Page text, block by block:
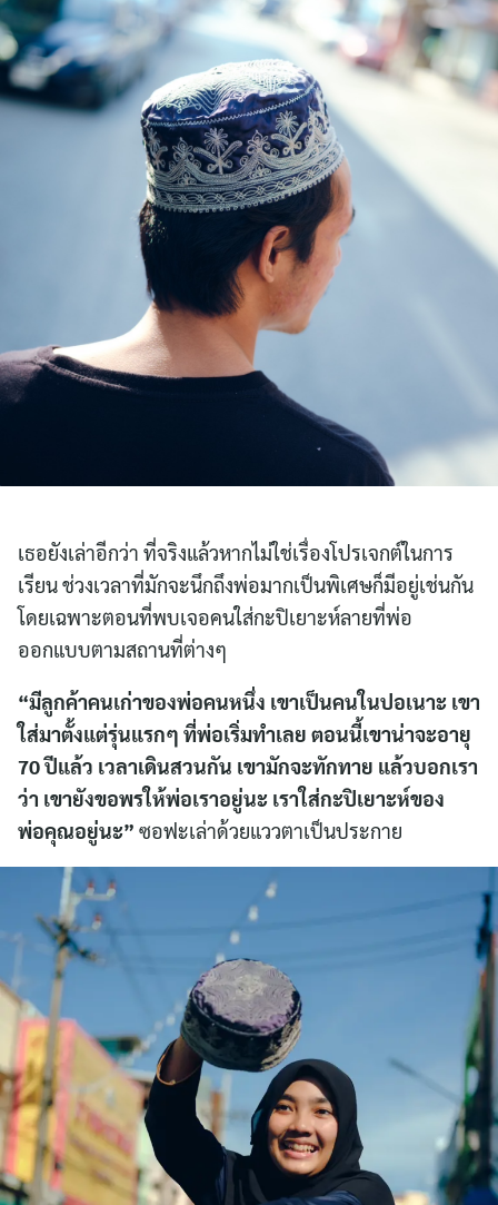
Search
เธอยังเล่าอีกว่า ที่จริงแล้วหากไม่ใช่เรื่องโปรเจกต์ในการ
เรียน ช่วงเวลาที่มักจะนึกถึงพ่อมากเป็นพิเศษก็มีอยู่เช่นกัน
โดยเฉพาะตอนที่พบเจอคนใส่กะปิเยาะห์ลายที่พ่อ
ออกแบบตามสถานที่ต่างๆ
“มีลูกค้าคนเก่าของพ่อคนหนึ่ง เขาเป็นคนในปอเนาะ เขา
ใส่มาตั้งแต่รุ่นแรกๆ ที่พ่อเริ่มทำเลย ตอนนี้เขาน่าจะอายุ
70 ปีแล้ว เวลาเดินสวนกัน เขามักจะทักทาย แล้วบอกเรา
ว่า เขายังขอพรให้พ่อเราอยู่นะ เราใส่กะปิเยาะห์ของ
พ่อคุณอยู่นะ” ซอฟะเล่าด้วยแววตาเป็นประกาย